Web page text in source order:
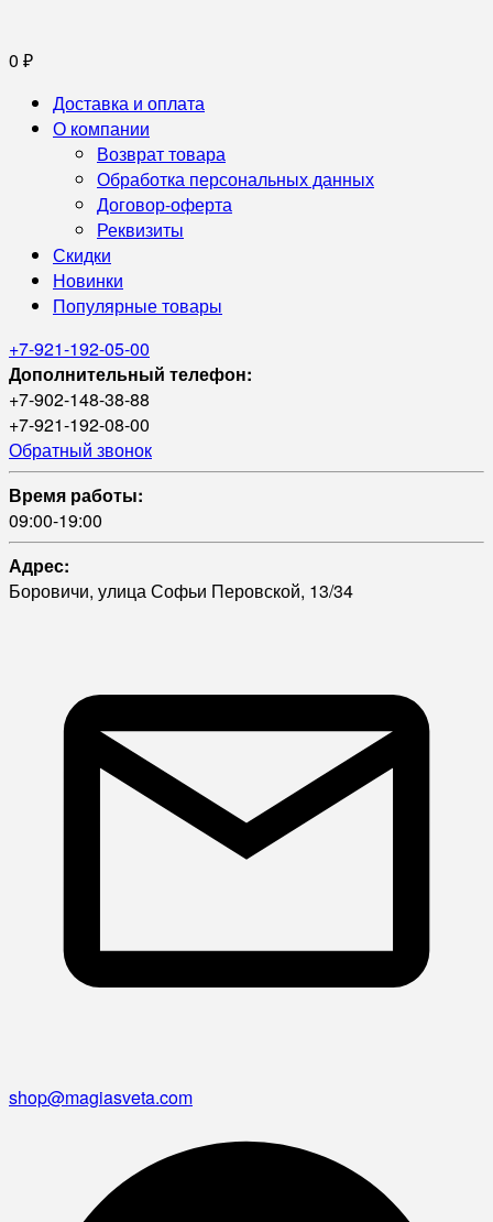
0 ₽
Доставка и оплата
О компании
Возврат товара
Обработка персональных данных
Договор-оферта
Реквизиты
Скидки
Новинки
Популярные товары
+7-921-192-05-00
Дополнительный телефон:
+7-902-148-38-88
+7-921-192-08-00
Обратный звонок
Время работы:
09:00-19:00
Адрес:
Боровичи, улица Софьи Перовской, 13/34
shop@magiasveta.com